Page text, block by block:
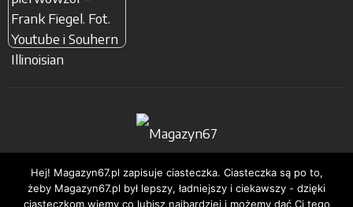
Strona Główna Podkasty Nieruchomości
Hej! Magazyn67.pl zapisuje ciasteczka. Ciasteczka są po to,
żeby Magazyn67.pl był lepszy, ładniejszy i ciekawszy - dzięki
ciasteczkom wiemy co lubisz najbardziej i możemy dać Ci tego